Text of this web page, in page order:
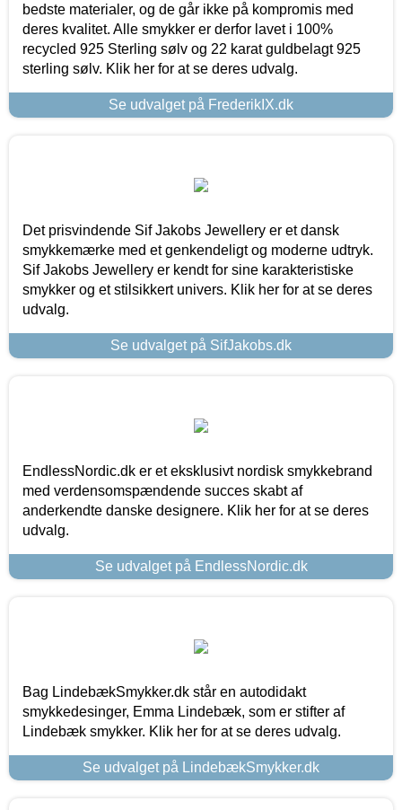
bedste materialer, og de går ikke på kompromis med
deres kvalitet. Alle smykker er derfor lavet i 100%
recycled 925 Sterling sølv og 22 karat guldbelagt 925
sterling sølv. Klik her for at se deres udvalg.
Se udvalget på FrederikIX.dk
Det prisvindende Sif Jakobs Jewellery er et dansk
smykkemærke med et genkendeligt og moderne udtryk.
Sif Jakobs Jewellery er kendt for sine karakteristiske
smykker og et stilsikkert univers. Klik her for at se deres
udvalg.
Se udvalget på SifJakobs.dk
EndlessNordic.dk er et eksklusivt nordisk smykkebrand
med verdensomspændende succes skabt af
anderkendte danske designere. Klik her for at se deres
udvalg.
Se udvalget på EndlessNordic.dk
Bag LindebækSmykker.dk står en autodidakt
smykkedesinger, Emma Lindebæk, som er stifter af
Lindebæk smykker. Klik her for at se deres udvalg.
Se udvalget på LindebækSmykker.dk